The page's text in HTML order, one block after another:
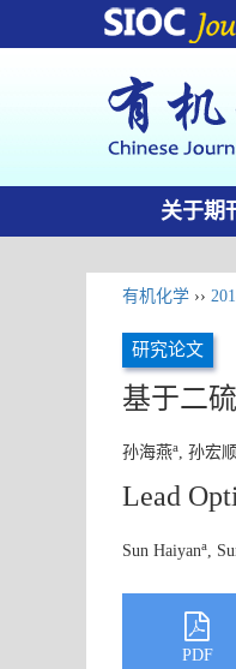
关于期
有机化学 ››
研究论文
基于二
孙海燕a, 孙宏顺
Lead
Sun Haiyana ,
PDF